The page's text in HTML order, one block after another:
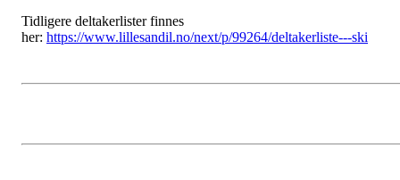
Tidligere deltakerlister finnes
her: https://www.lillesandil.no/next/p/99264/deltakerliste---ski